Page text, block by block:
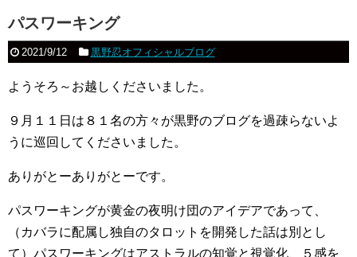
パスワーキング
2021/9/12 黒野忍オフィシャルブログ
ようそろ～お越しくださいました。
９月１１日は８１名の方々が黒野のブログを過疎らないよ
うに巡回してくださいました。
ありがとーありがとーです。
パスワーキングが黄金の夜明け団のアイデアであって、
（カバラに配属し独自のタロットを開発した話は別とし
て）パスワーキングはアストラルの知覚と視覚化、５感を